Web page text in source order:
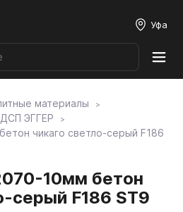
Уфа
материалы
ЭГГЕР
чикаго светло-серый F186
10мм бетон
серый F186 ST9